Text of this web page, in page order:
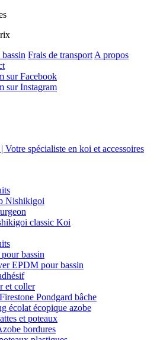
Frais de transport A propos
Nishikigoi
classic Koi
bassin
EPDM pour bassin
et coller
Pondgard bâche
écolat écopique azobe
et poteaux
bordures